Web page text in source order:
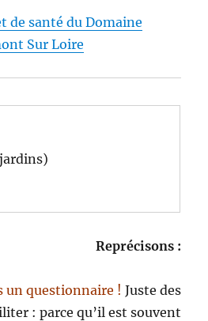
de santé du Domaine
Sur Loire
Reprécisons :
un questionnaire ! Juste des
: parce qu’il est souvent